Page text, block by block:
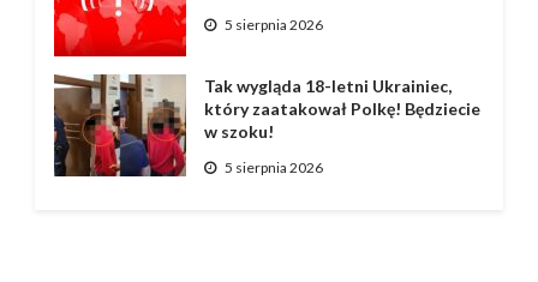
5 sierpnia 2026
Tak wygląda 18-letni Ukrainiec,
który zaatakował Polkę! Będziecie
w szoku!
5 sierpnia 2026